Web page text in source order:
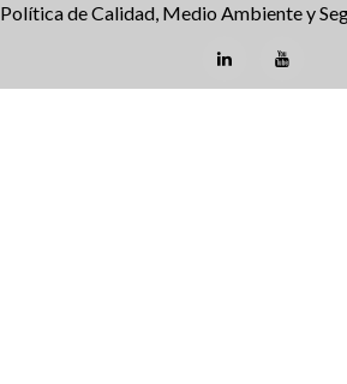
Política de Calidad, Medio Ambiente y